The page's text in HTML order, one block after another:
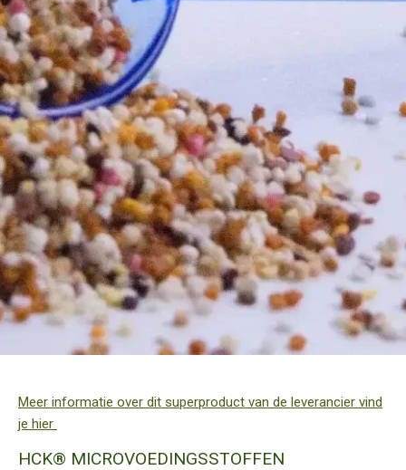
Meer informatie over dit superproduct van de leverancier vind
je hier
HCK® MICROVOEDINGSSTOFFEN